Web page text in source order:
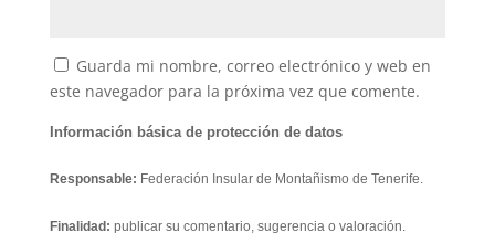
Guarda mi nombre, correo electrónico y web en
este navegador para la próxima vez que comente.
Información básica de protección de datos
Responsable: Federación Insular de Montañismo de Tenerife.
Finalidad: publicar su comentario, sugerencia o valoración.